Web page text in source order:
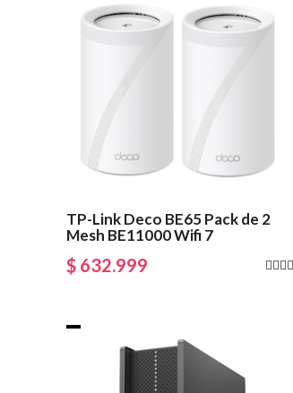
TP-Link Deco BE65 Pack de 2
Mesh BE11000 Wifi 7
$ 632.999